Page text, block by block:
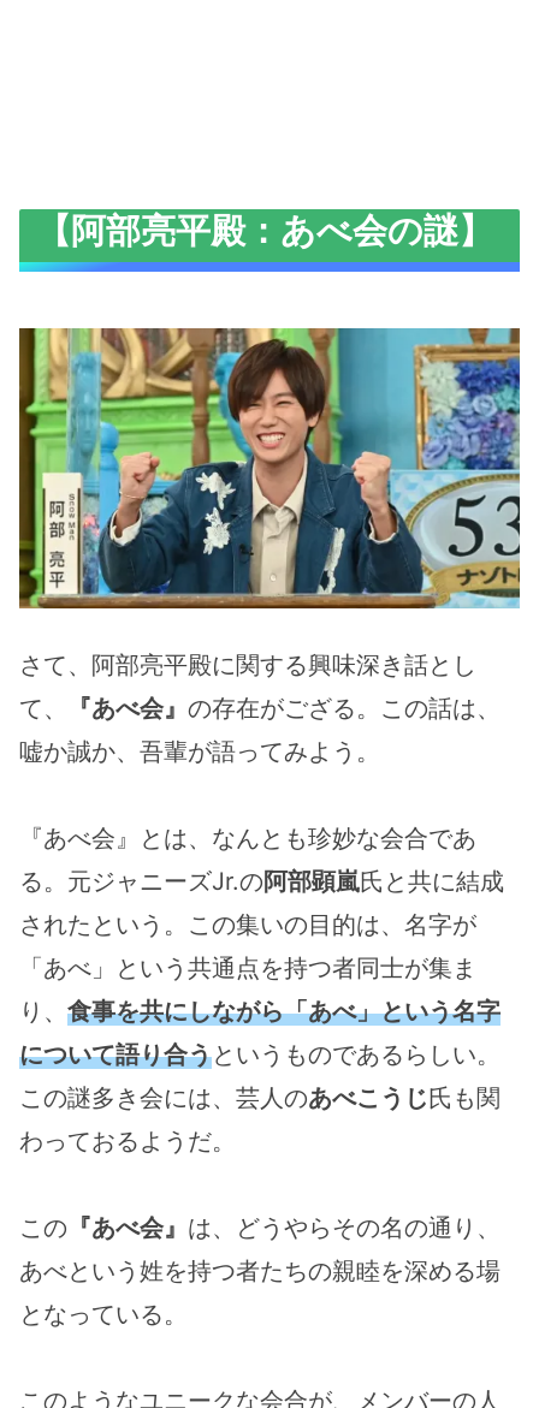
【阿部亮平殿：あべ会の謎】
さて、阿部亮平殿に関する興味深き話とし
て、
『あべ会』 の存在がござる。この話は、
嘘か誠か、吾輩が語ってみよう。
『あべ会』とは、なんとも珍妙な会合であ
る。元ジャニーズJr.の阿部顕嵐氏と共に結成
されたという。この集いの目的は、名字が
「あべ」という共通点を持つ者同士が集ま
り、 食事を共にしながら「あべ」という名字
について語り合うというものであるらしい。
この謎多き会には、芸人のあべこうじ氏も関
わっておるようだ。
この 『あべ会』 は、どうやらその名の通り、
あべという姓を持つ者たちの親睦を深める場
となっている。
このようなユニークな会合が、メンバーの人